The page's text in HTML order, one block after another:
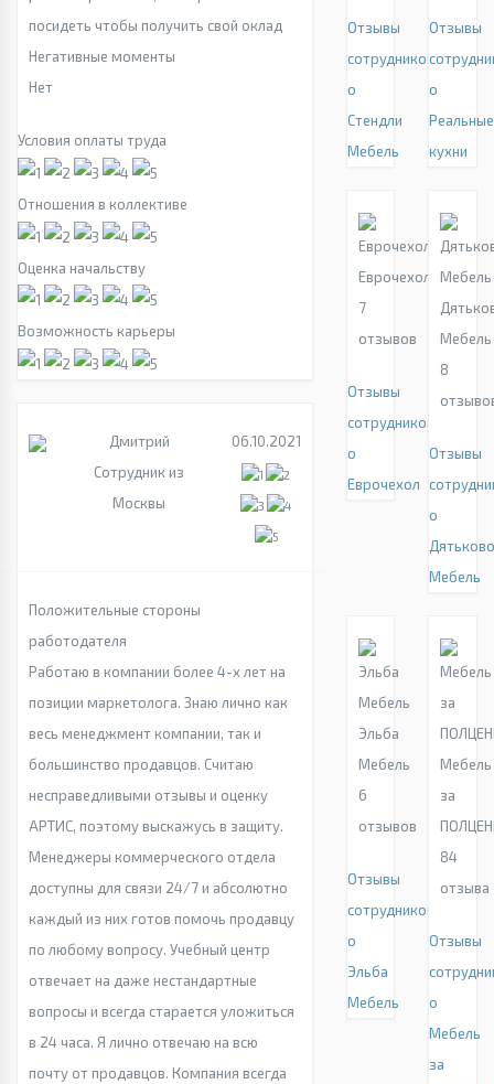
посидеть чтобы получить свой оклад
Негативные моменты
Нет
Условия оплаты труда
Отношения в коллективе
Оценка начальству
Возможность карьеры
Дмитрий
Сотрудник из
Москвы
06.10.2021
Положительные стороны
работодателя
Работаю в компании более 4-х лет на
позиции маркетолога. Знаю лично как
весь менеджмент компании, так и
большинство продавцов. Считаю
несправедливыми отзывы и оценку
АРТИС, поэтому выскажусь в защиту.
Менеджеры коммерческого отдела
доступны для связи 24/7 и абсолютно
каждый из них готов помочь продавцу
по любому вопросу. Учебный центр
отвечает на даже нестандартные
вопросы и всегда старается уложиться
в 24 часа. Я лично отвечаю на всю
почту от продавцов. Компания всегда
Отзывы
сотрудников
о
Стендли
Мебель
Отзывы
о
Реальные
кухни
Еврочехол
7
отзывов
Отзывы
сотрудников
о
Еврочехол
Мебель
8
Отзывы
о
Мебель
Эльба
Мебель
6
отзывов
Отзывы
сотрудников
о
Эльба
Мебель
Мебель
за
84
отзыва
Отзывы
о
Мебель
за